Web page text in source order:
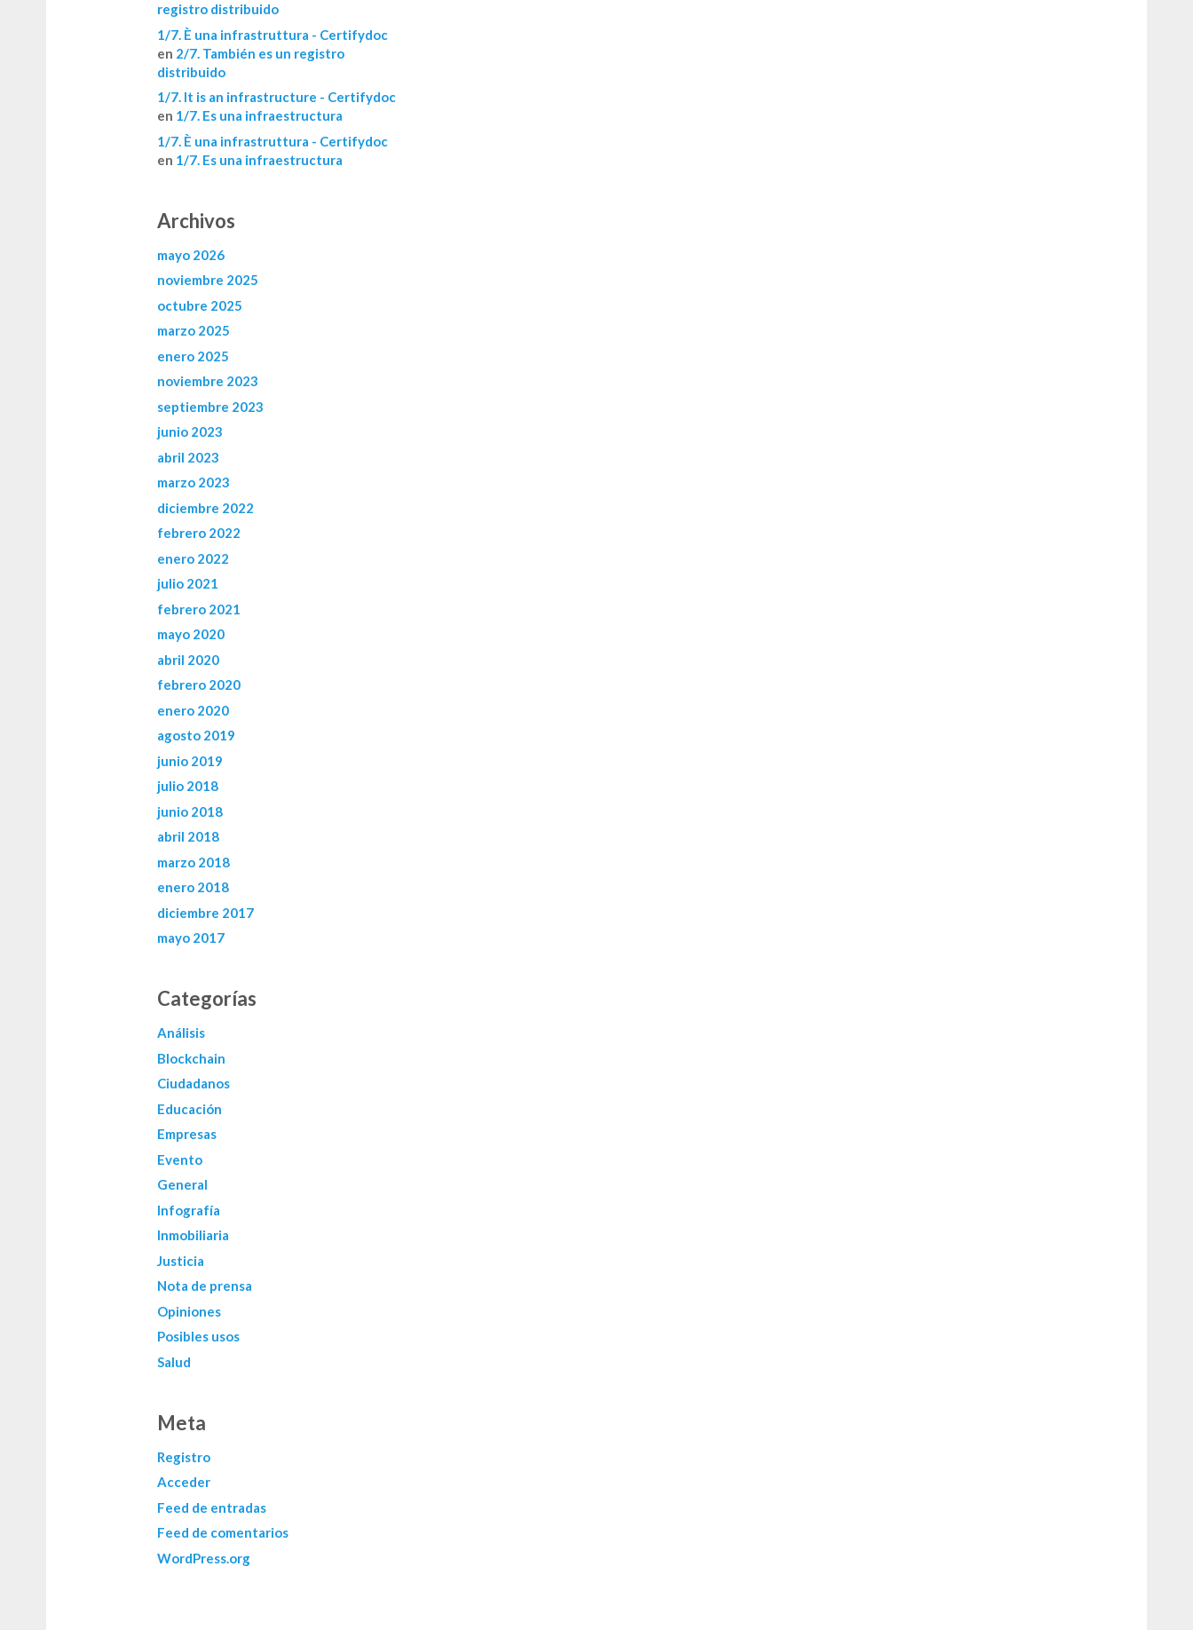
registro distribuido
1/7. È una infrastruttura - Certifydoc
en 2/7. También es un registro
distribuido
1/7. It is an infrastructure - Certifydoc
en 1/7. Es una infraestructura
1/7. È una infrastruttura - Certifydoc
en 1/7. Es una infraestructura
Archivos
mayo 2026
noviembre 2025
octubre 2025
marzo 2025
enero 2025
noviembre 2023
septiembre 2023
junio 2023
abril 2023
marzo 2023
diciembre 2022
febrero 2022
enero 2022
julio 2021
febrero 2021
mayo 2020
abril 2020
febrero 2020
enero 2020
agosto 2019
junio 2019
julio 2018
junio 2018
abril 2018
marzo 2018
enero 2018
diciembre 2017
mayo 2017
Categorías
Análisis
Blockchain
Ciudadanos
Educación
Empresas
Evento
General
Infografía
Inmobiliaria
Justicia
Nota de prensa
Opiniones
Posibles usos
Salud
Meta
Registro
Acceder
Feed de entradas
Feed de comentarios
WordPress.org